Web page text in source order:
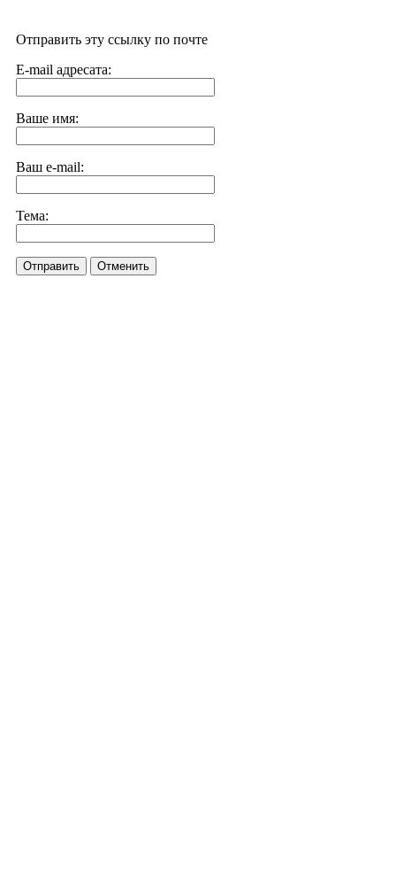
Отправить эту ссылку по почте
E-mail адресата:
Ваше имя:
Ваш e-mail:
Тема:
Отправить Отменить